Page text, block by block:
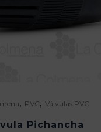
, PVC , Válvulas PVC
Pichancha